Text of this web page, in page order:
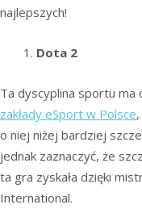
najlepszych!
Dota 2
Ta dyscyplina sportu ma
zakłady eSport w Polsce
o niej niżej bardziej
jednak zaznaczyć, że
ta gra zyskała dzięki
International.